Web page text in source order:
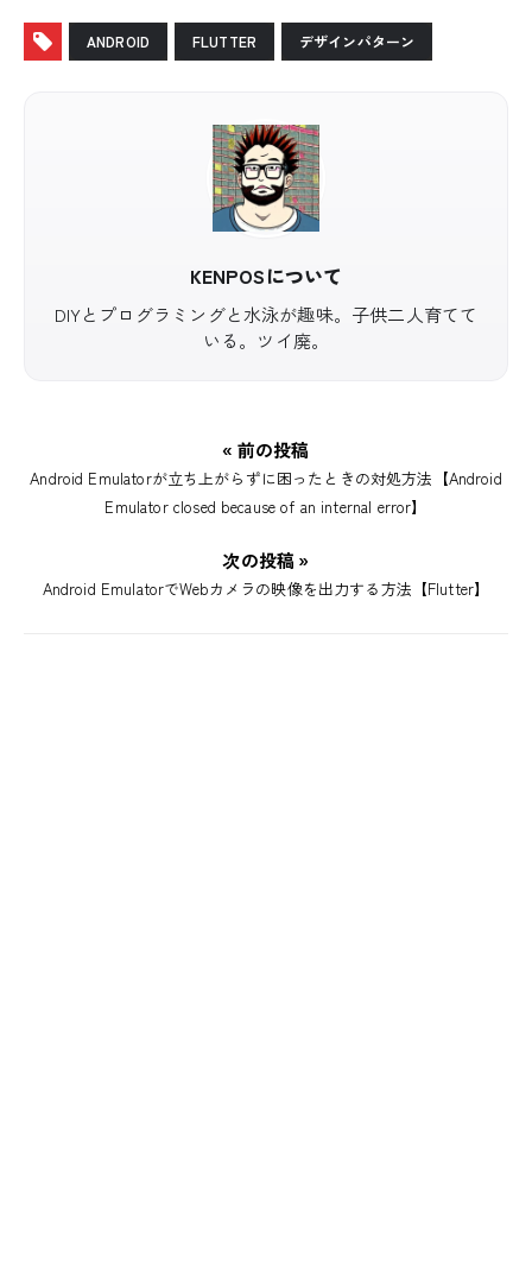
ANDROID FLUTTER デザインパターン
KENPOSについて
DIYとプログラミングと水泳が趣味。子供二人育てて
いる。ツイ廃。
« 前の投稿
Android Emulatorが立ち上がらずに困ったときの対処方法【Android
Emulator closed because of an internal error】
次の投稿 »
Android EmulatorでWebカメラの映像を出力する方法【Flutter】